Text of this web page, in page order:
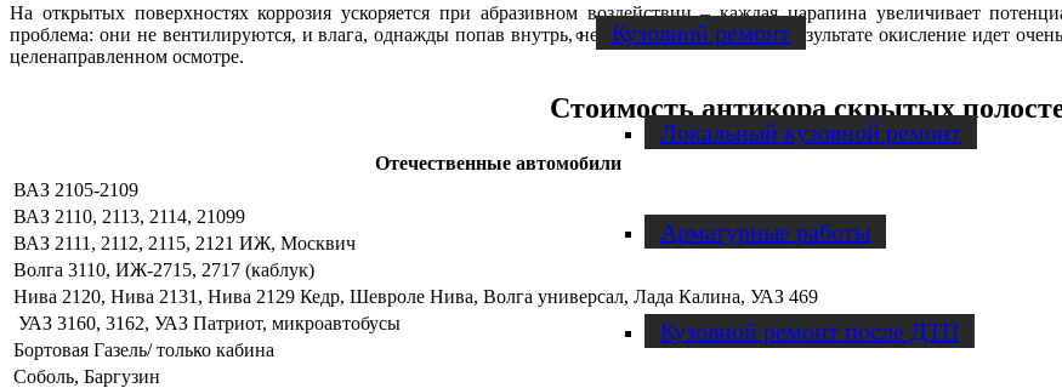
Кузовной ремонт
Локальный кузовной ремонт
Арматурные работы
Кузовной ремонт после ДТП
На открытых поверхностях коррозия ускоряется при абразивном воздействии – каждая царапина увеличивает
проблема: они не вентилируются, и влага, однажды попав внутрь, не выводится наружу. В результате окисление идет
целенаправленном осмотре.
Стоимость антикора скрытых
Отечественные автомобили
ВАЗ 2105-2109
ВАЗ 2110, 2113, 2114, 21099
ВАЗ 2111, 2112, 2115, 2121 ИЖ, Москвич
Волга 3110, ИЖ‑2715, 2717 (каблук)
Нива 2120, Нива 2131, Нива 2129 Кедр, Шевроле Нива, Волга универсал, Лада Калина, УАЗ 469
УАЗ 3160, 3162, УАЗ Патриот, микроавтобусы
Бортовая Газель/ только кабина
Соболь, Баргузин